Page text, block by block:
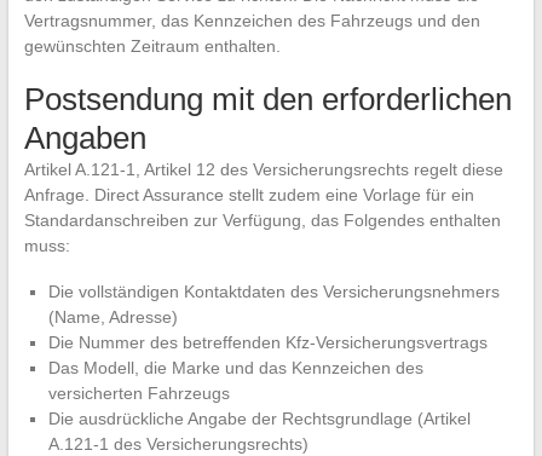
Vertragsnummer, das Kennzeichen des Fahrzeugs und den
gewünschten Zeitraum enthalten.
Postsendung mit den erforderlichen
Angaben
Artikel A.121-1, Artikel 12 des Versicherungsrechts regelt diese
Anfrage. Direct Assurance stellt zudem eine Vorlage für ein
Standardanschreiben zur Verfügung, das Folgendes enthalten
muss:
Die vollständigen Kontaktdaten des Versicherungsnehmers
(Name, Adresse)
Die Nummer des betreffenden Kfz-Versicherungsvertrags
Das Modell, die Marke und das Kennzeichen des
versicherten Fahrzeugs
Die ausdrückliche Angabe der Rechtsgrundlage (Artikel
A.121-1 des Versicherungsrechts)